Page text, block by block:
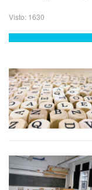
Visto: 1630